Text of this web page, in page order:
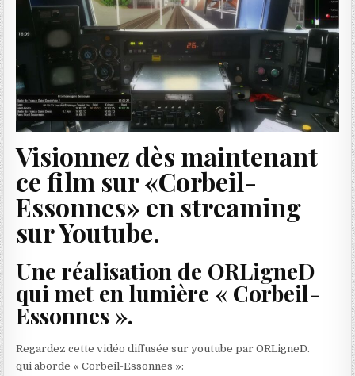
Visionnez dès maintenant
ce film sur «Corbeil-
Essonnes» en streaming
sur Youtube.
Une réalisation de ORLigneD
qui met en lumière « Corbeil-
Essonnes ».
Regardez cette vidéo diffusée sur youtube par ORLigneD.
qui aborde « Corbeil-Essonnes »: